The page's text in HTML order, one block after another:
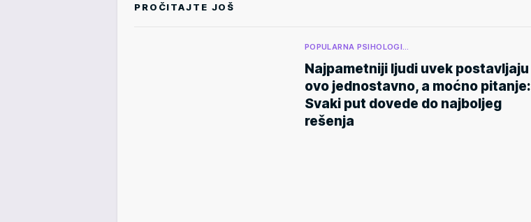
PROČITAJTE JOŠ
POPULARNA PSIHOLOGI…
Najpametniji ljudi uvek postavljaju
ovo jednostavno, a moćno pitanje:
Svaki put dovede do najboljeg
rešenja